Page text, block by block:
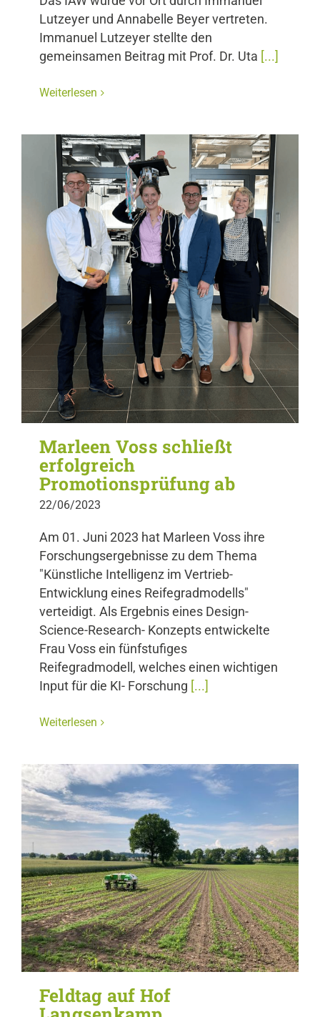
Lutzeyer und Annabelle Beyer vertreten.
Immanuel Lutzeyer stellte den
gemeinsamen Beitrag mit Prof. Dr. Uta [...]
Weiterlesen
Marleen Voss schließt
erfolgreich
Promotionsprüfung ab
22/06/2023
Am 01. Juni 2023 hat Marleen Voss ihre
Forschungsergebnisse zu dem Thema
"Künstliche Intelligenz im Vertrieb-
Entwicklung eines Reifegradmodells"
verteidigt. Als Ergebnis eines Design-
Science-Research- Konzepts entwickelte
Frau Voss ein fünfstufiges
Reifegradmodell, welches einen wichtigen
Input für die KI- Forschung [...]
Weiterlesen
Feldtag auf Hof